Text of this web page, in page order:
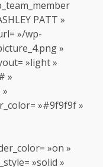
PATT »
»/wp-
»
»light »
»
»#9f9f9f »
»on »
»solid »